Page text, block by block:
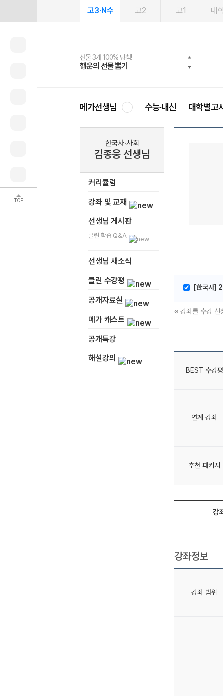
TOP
고3·N수 고2 고1 대
선물 3개 100% 당첨!
행운의 선물 뽑기
선물 100% 증정!
메가스터디 X 올리브
여름방학 스터디 캐시백
메가런 썸머스쿨
2027 러셀 단과
강사 공개선발
스마트러닝앱
설문 EVENT
메가패스
3일 무료 체험권
메가패스 수강생 무료혜택!
메가클럽 멤버십
사회공헌 캠페인
희망이룸 메가나눔
메가선생님 수능·내신 대학별고
한국사·사회
김종웅 선생님
커리큘럼
강좌 및 교재
선생님 게시판
클린 학습 Q&A
선생님 새소식
클린 수강평
공개자료실
메가 캐스트
공개특강
해설강의
[한국사]
※ 강좌를 수강 신
BEST 수강평
연계 강좌
추천 패키지
강
강좌정보
강좌 범위